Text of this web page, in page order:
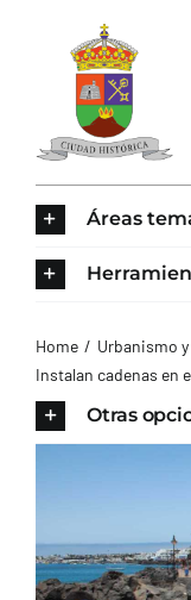
contenido
AYUNTAMIENTO
CONTACTO
Áreas
Home
Urbanismo y
Instalan cadenas en
Otras